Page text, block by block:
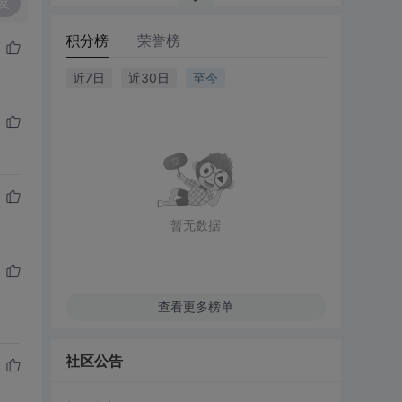
积分榜 荣誉榜
近7日 近30日 至今
暂无数据
查看更多榜单
社区公告